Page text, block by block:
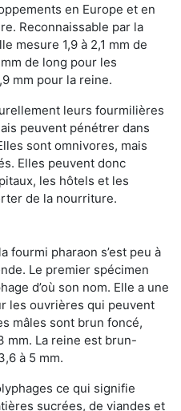
en Europe et en
Reconnaissable par la
mesure 1,9 à 2,1 mm de
de long pour les
mm pour la reine.
leurs fourmilières
peuvent pénétrer dans
sont omnivores, mais
Elles peuvent donc
les hôtels et les
de la nourriture.
fourmi pharaon s’est peu à
Le premier spécimen
d’où son nom. Elle a une
les ouvrières qui peuvent
mâles sont brun foncé,
mm. La reine est brun-
à 5 mm.
ce qui signifie
sucrées, de viandes et